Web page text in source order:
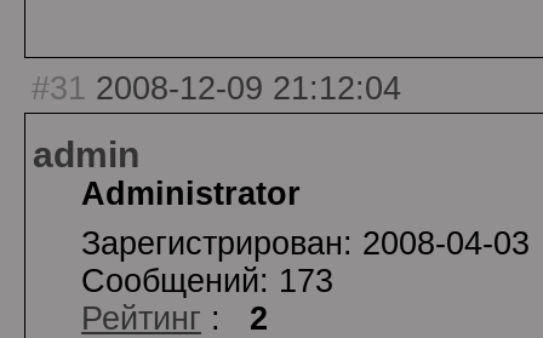
#31 2008-12-09 21:12:04
admin
Administrator
Зарегистрирован: 2008-04-03
Сообщений: 173
Рейтинг : 2